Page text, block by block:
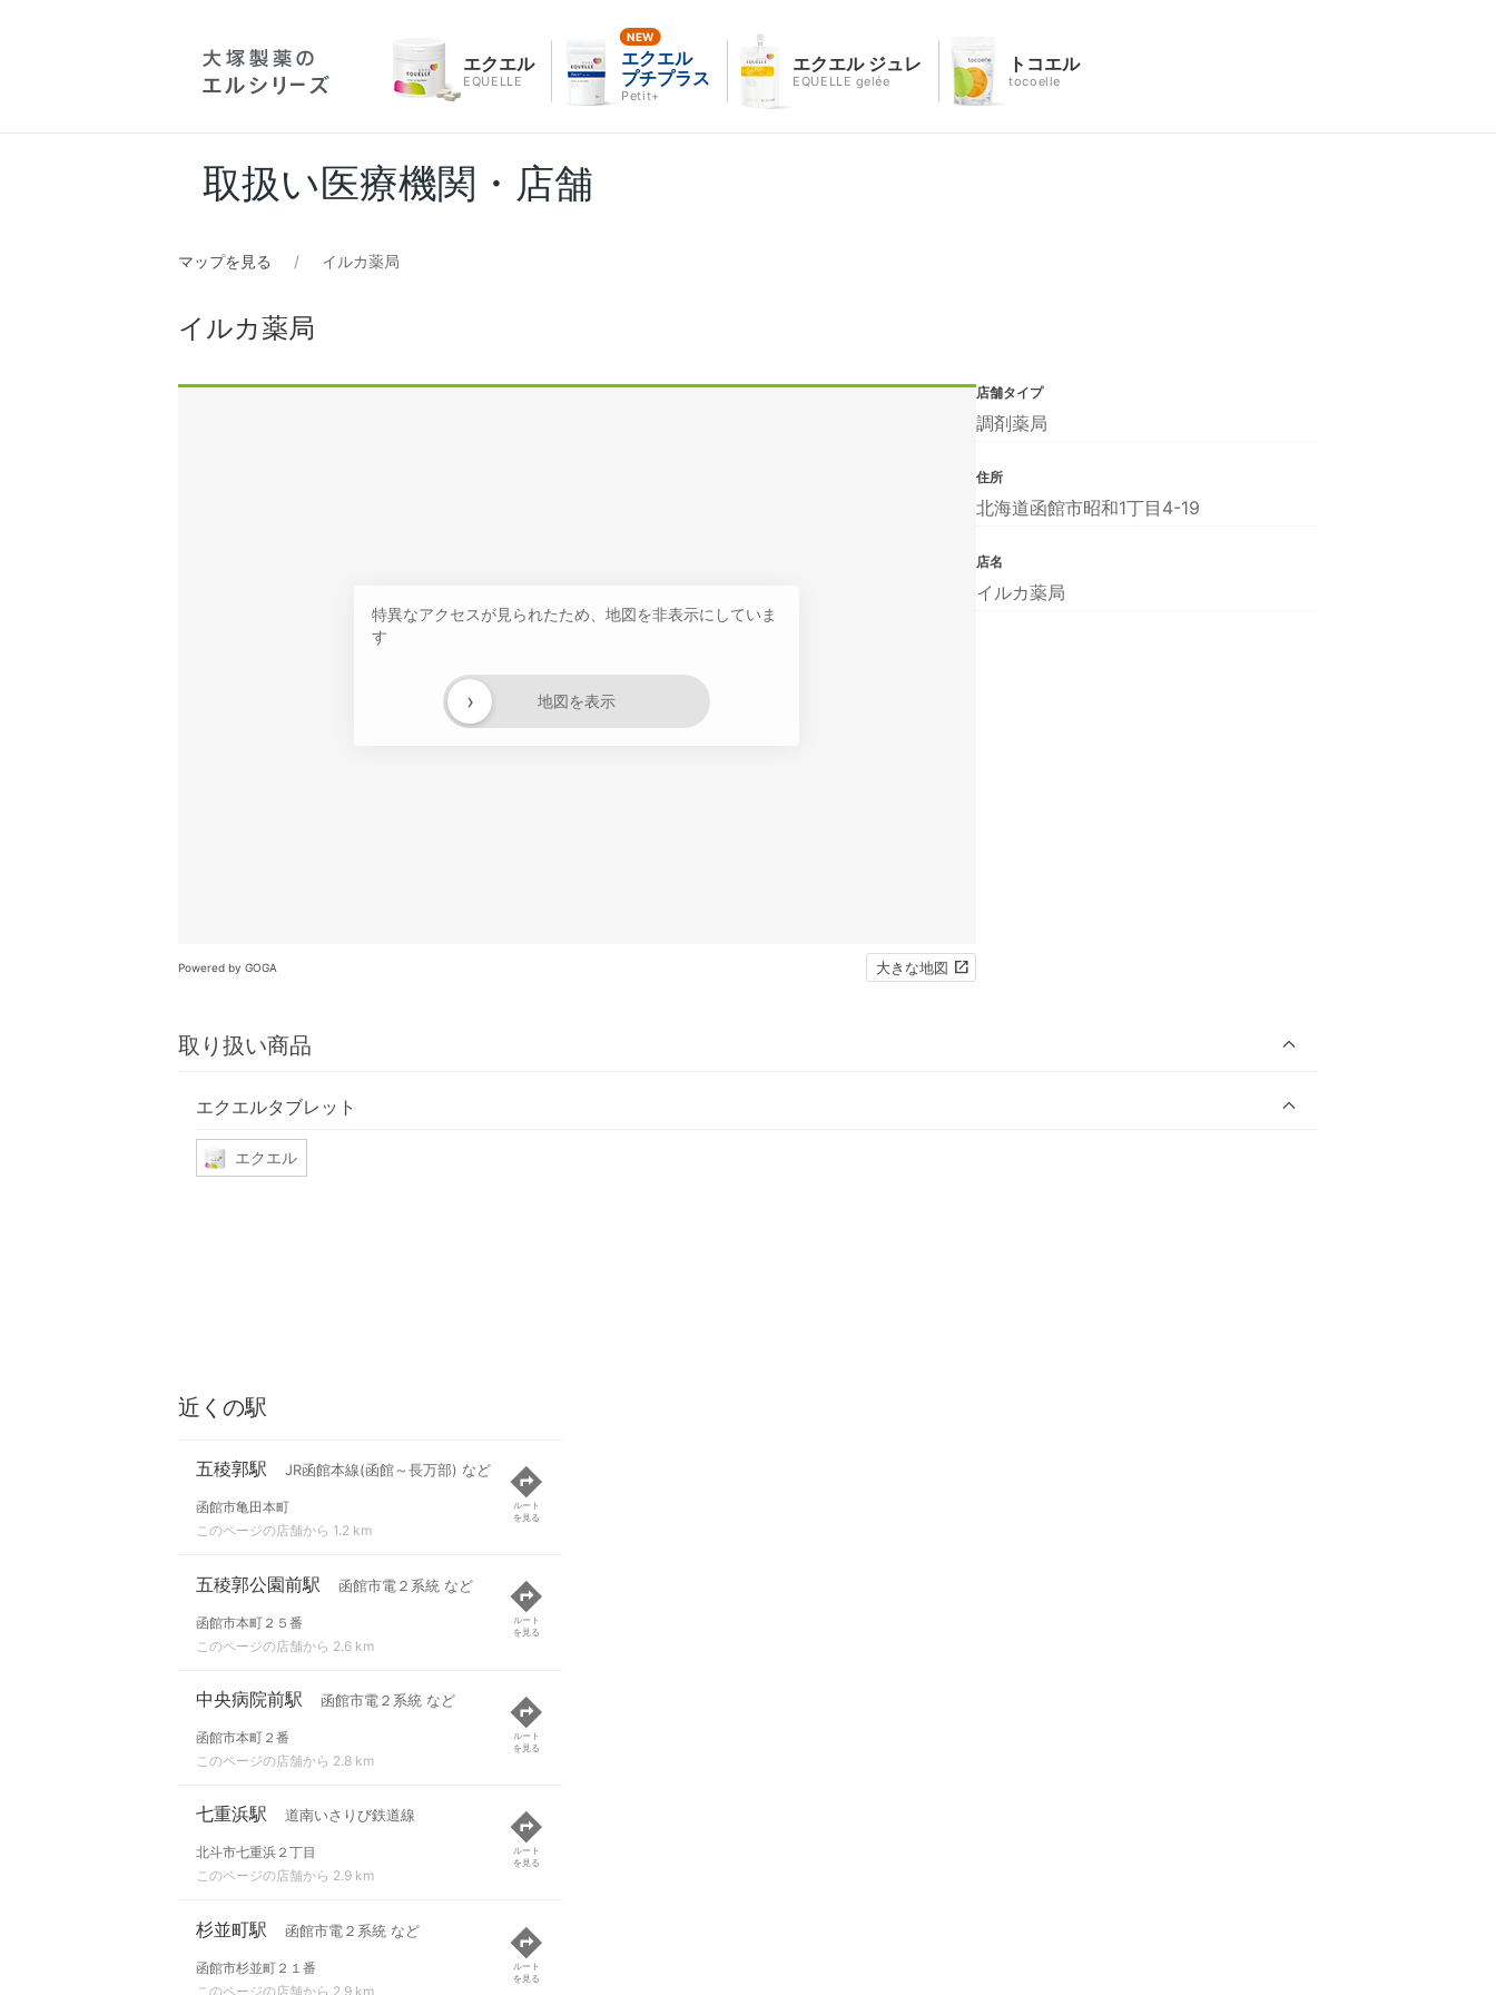
エクエル
EQUELLE
エクエル
プチプラス
Petit+
エクエル ジュレ
EQUELLE gelée
トコエル
tocoelle
取扱い医療機関・店舗
マップを見る イルカ薬局
イルカ薬局
特異なアクセスが見られたため、地図を非表示にしていま
す
地図を表示
›
Powered by GOGA 大きな地図
取り扱い商品
エクエルタブレット
エクエル
店舗タイプ
調剤薬局
住所
北海道函館市昭和1丁目4-19
店名
イルカ薬局
近くの駅
五稜郭駅 JR函館本線(函館～長万部) など
函館市亀田本町
このページの店舗から 1.2 km
ルート
を見る
五稜郭公園前駅 函館市電２系統 など
函館市本町２５番
このページの店舗から 2.6 km
ルート
を見る
中央病院前駅 函館市電２系統 など
函館市本町２番
このページの店舗から 2.8 km
ルート
を見る
七重浜駅 道南いさりび鉄道線
北斗市七重浜２丁目
このページの店舗から 2.9 km
ルート
を見る
杉並町駅 函館市電２系統 など
函館市杉並町２１番
このページの店舗から 2.9 km
ルート
を見る